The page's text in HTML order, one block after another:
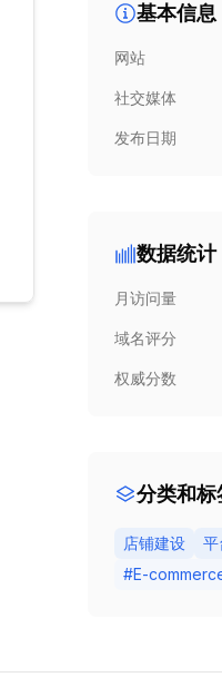
基本信息
网站
社交媒体
发布日期
数据统计
月访问量
域名评分
权威分数
分类和标
店铺建设 平
#E-